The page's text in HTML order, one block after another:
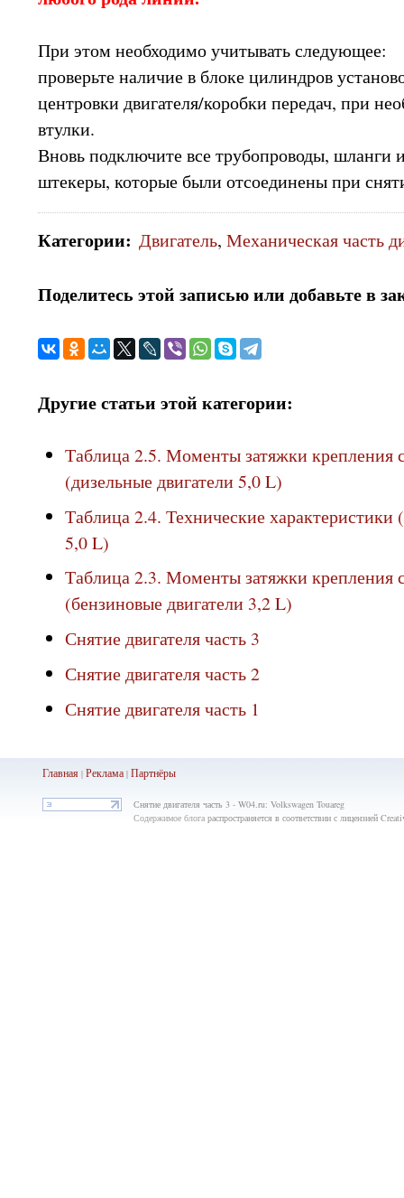
При этом необходимо учитывать следующее:
проверьте наличие в блоке цилиндров
центровки двигателя/коробки передач, при
втулки.
Вновь подключите все трубопроводы, шланги
штекеры, которые были отсоединены при
Категории: Двигатель, Механическая часть
Поделитесь этой записью или добавьте в
Другие статьи этой категории:
Таблица 2.5. Моменты затяжки крепления
(дизельные двигатели 5,0 L)
Таблица 2.4. Технические характеристики
5,0 L)
Таблица 2.3. Моменты затяжки крепления
(бензиновые двигатели 3,2 L)
Снятие двигателя часть 3
Снятие двигателя часть 2
Снятие двигателя часть 1
Главная| Реклама| Партнёры
Снятие двигателя часть 3 - W04.ru: Volkswagen Touareg
Содержимое блогараспространяется в соответствии с лицензией